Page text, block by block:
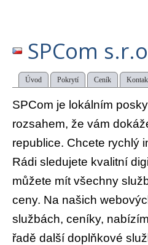
SPCom
Úvod Pokrytí Ceník
SPCom je lokálním
rozsahem, že vám
republice. Chcete rychlý
Rádi sledujete kvalitní
můžete mít všechny
ceny. Na našich
službách, ceníky,
řadě další doplňkové